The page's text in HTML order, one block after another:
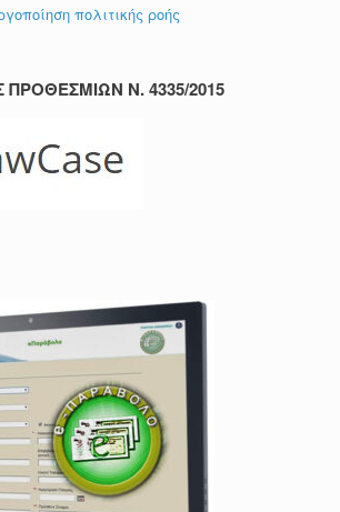
πολιτικής ροής
Ν. 4335/2015